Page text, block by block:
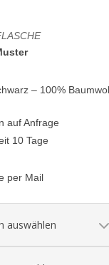
– 100%
auf Anfrage
10 Tage
per Mail